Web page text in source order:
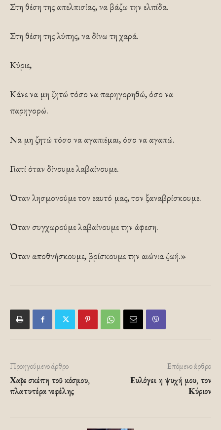
Στη θέση της απελπισίας, να βάζω την ελπίδα.
Στη θέση της λύπης, να δίνω τη χαρά.
Κύριε,
Κάνε να μη ζητώ τόσο να παρηγορηθώ, όσο να
παρηγορώ.
Να μη ζητώ τόσο να αγαπιέμαι, όσο να αγαπώ.
Γιατί όταν δίνουμε λαβαίνουμε.
Όταν λησμονούμε τον εαυτό μας, τον ξαναβρίσκουμε.
Όταν συγχωρούμε λαβαίνουμε την άφεση.
Όταν αποθνήσκουμε, βρίσκουμε την αιώνια ζωή.»
Προηγούμενο άρθρο
Χαῖρε σκέπη τοῦ κόσμου,
πλατυτέρα νεφέλης
Επόμενο άρθρο
Ευλόγει η ψυχή μου, τον
Κύριον